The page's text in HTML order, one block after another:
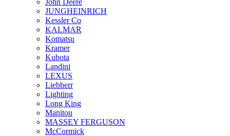
John Deere
JUNGHEINRICH
Kessler Co
KALMAR
Komatsu
Kramer
Kubota
Landini
LEXUS
Liebherr
Lighting
Long King
Manitou
MASSEY FERGUSON
McCormick